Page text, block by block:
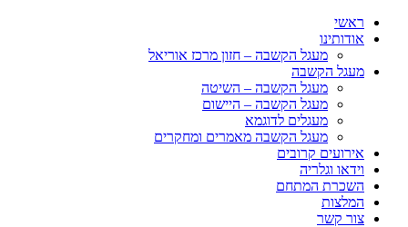
ראשי
אודותינו
מעגל הקשבה – חזון מרכז אוריאל
מעגל הקשבה
מעגל הקשבה – השיטה
מעגל הקשבה – היישום
מעגלים לדוגמא
מעגל הקשבה מאמרים ומחקרים
אירועים קרובים
וידאו וגלריה
השכרת המתחם
המלצות
צור קשר